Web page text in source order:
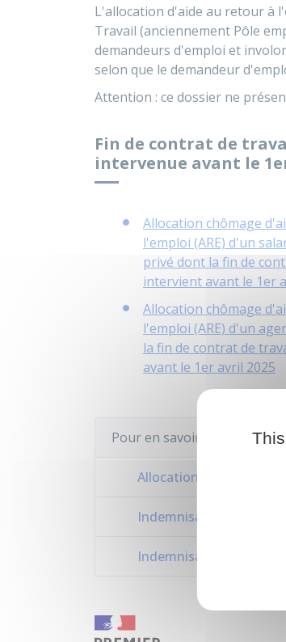
L'allocation d'aide au retour à
Travail (anciennement Pôle
demandeurs d'emploi et
selon que le demandeur
Attention : ce dossier ne
Fin de contrat de
intervenue avant le
Allocation chômage
l'emploi (ARE) d'un
privé dont la fin de
intervient avant le 1er
Allocation chômage
l'emploi (ARE) d'un
la fin de contrat de
avant le 1er avril 2025
Pour en savoir plus
Allocations et aides :
Indemnisation
Indemnisation du